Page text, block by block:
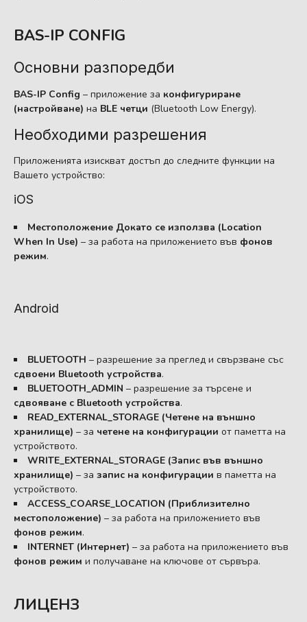
BAS-IP CONFIG
Основни разпоредби
BAS-IP Config – приложение за конфигуриране
(настройване) на BLE четци (Bluetooth Low Energy).
Необходими разрешения
Приложенията изискват достъп до следните функции на
Вашето устройство:
iOS
Местоположение Докато се използва (Location
When In Use) – за работа на приложението във фонов
режим.
Android
BLUETOOTH – разрешение за преглед и свързване със
сдвоени Bluetooth устройства.
BLUETOOTH_ADMIN – разрешение за търсене и
сдвояване с Bluetooth устройства.
READ_EXTERNAL_STORAGE (Четене на външно
хранилище) – за четене на конфигурации от паметта на
устройството.
WRITE_EXTERNAL_STORAGE (Запис във външно
хранилище) – за запис на конфигурации в паметта на
устройството.
ACCESS_COARSE_LOCATION (Приблизително
местоположение) – за работа на приложението във
фонов режим.
INTERNET (Интернет) – за работа на приложението във
фонов режим и получаване на ключове от сървъра.
ЛИЦЕНЗ